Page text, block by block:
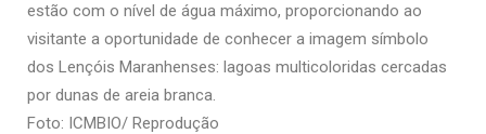
estão com o nível de água máximo, proporcionando ao
visitante a oportunidade de conhecer a imagem símbolo
dos Lençóis Maranhenses: lagoas multicoloridas cercadas
por dunas de areia branca.
Foto: ICMBIO/ Reprodução